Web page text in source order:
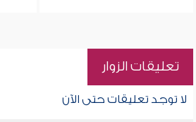
تعليقات الزوار
لا توجد تعليقات حتى الآن